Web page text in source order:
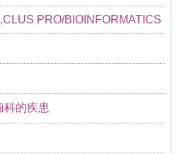
PRO/BIOINFORMATICS
科的疾患